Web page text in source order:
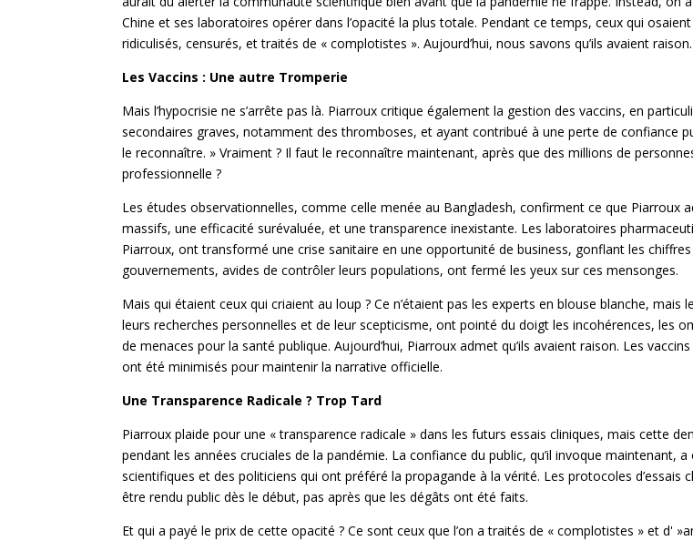
Chine et ses laboratoires opérer dans l’opacité la plus totale. Pendant ce temps, ceux qui
ridiculisés, censurés, et traités de « complotistes ». Aujourd’hui, nous savons qu’ils avaient raison.
Les Vaccins : Une autre Tromperie
Mais l’hypocrisie ne s’arrête pas là. Piarroux critique également la gestion des vaccins, en
secondaires graves, notamment des thromboses, et ayant contribué à une perte de confiance
le reconnaître. » Vraiment ? Il faut le reconnaître maintenant, après que des millions de
professionnelle ?
Les études observationnelles, comme celle menée au Bangladesh, confirment ce que
massifs, une efficacité surévaluée, et une transparence inexistante. Les laboratoires
Piarroux, ont transformé une crise sanitaire en une opportunité de business, gonflant les
gouvernements, avides de contrôler leurs populations, ont fermé les yeux sur ces mensonges.
Mais qui étaient ceux qui criaient au loup ? Ce n’étaient pas les experts en blouse blanche,
leurs recherches personnelles et de leur scepticisme, ont pointé du doigt les incohérences, les
de menaces pour la santé publique. Aujourd’hui, Piarroux admet qu’ils avaient raison. Les
ont été minimisés pour maintenir la narrative officielle.
Une Transparence Radicale ? Trop Tard
Piarroux plaide pour une « transparence radicale » dans les futurs essais cliniques, mais cette
pendant les années cruciales de la pandémie. La confiance du public, qu’il invoque
scientifiques et des politiciens qui ont préféré la propagande à la vérité. Les protocoles
être rendu public dès le début, pas après que les dégâts ont été faits.
Et qui a payé le prix de cette opacité ? Ce sont ceux que l’on a traités de « complotistes » et d'